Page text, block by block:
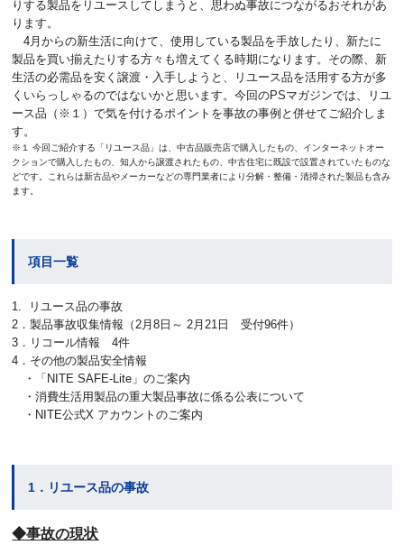
りする製品をリユースしてしまうと、思わぬ事故につながるおそれがあ
ります。
4月からの新生活に向けて、使用している製品を手放したり、新たに
製品を買い揃えたりする方々も増えてくる時期になります。その際、新
生活の必需品を安く譲渡・入手しようと、リユース品を活用する方が多
くいらっしゃるのではないかと思います。今回のPSマガジンでは、リユ
ース品（※１）で気を付けるポイントを事故の事例と併せてご紹介しま
す。
※１ 今回ご紹介する「リユース品」は、中古品販売店で購入したもの、インターネットオー
クションで購入したもの、知人から譲渡されたもの、中古住宅に既設で設置されていたものな
どです。これらは新古品やメーカーなどの専門業者により分解・整備・清掃された製品も含み
ます。
項目一覧
1. リユース品の事故
2．製品事故収集情報（2月8日～ 2月21日 受付96件）
3．リコール情報 4件
4．その他の製品安全情報
・「NITE SAFE-Lite」のご案内
・消費生活用製品の重大製品事故に係る公表について
・NITE公式X アカウントのご案内
1．リユース品の事故
◆事故の現状